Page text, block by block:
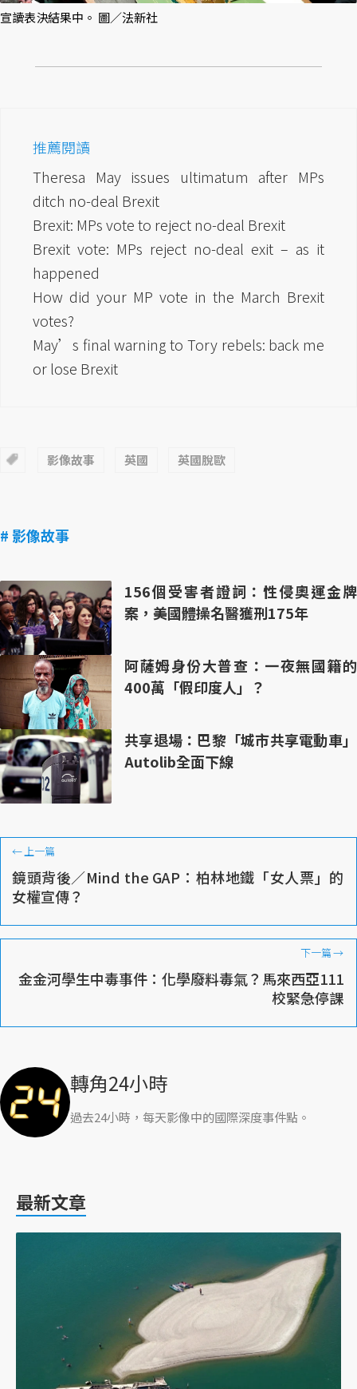
宣讀表決結果中。 圖／法新社
推薦閱讀
Theresa May issues ultimatum after MPs
ditch no-deal Brexit
Brexit: MPs vote to reject no-deal Brexit
Brexit vote: MPs reject no-deal exit – as it
happened
How did your MP vote in the March Brexit
votes?
May’s final warning to Tory rebels: back me
or lose Brexit
影像故事 英國 英國脫歐
# 影像故事
156個受害者證詞：性侵奧運金牌
案，美國體操名醫獲刑175年
阿薩姆身份大普查：一夜無國籍的
400萬「假印度人」？
共享退場：巴黎「城市共享電動車」
Autolib全面下線
← 上一篇
鏡頭背後／Mind the GAP：柏林地鐵「女人票」的
女權宣傳？
下一篇→
金金河學生中毒事件：化學廢料毒氣？馬來西亞111
校緊急停課
轉角24小時
過去24小時，每天影像中的國際深度事件點。
最新文章